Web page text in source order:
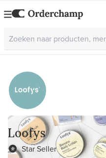
Loofys
Star Seller